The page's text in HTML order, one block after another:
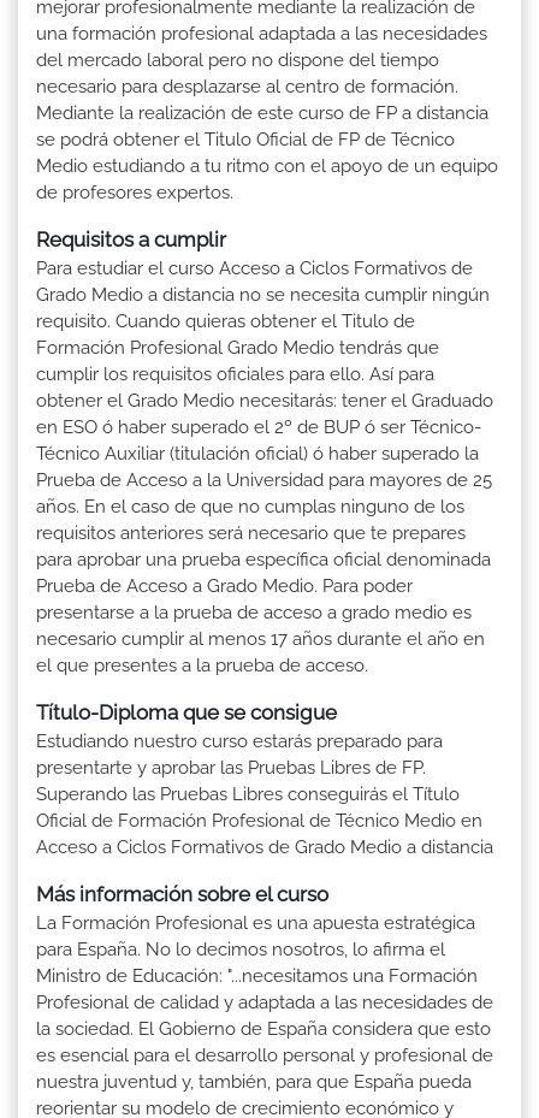
mejorar profesionalmente mediante la realización de
una formación profesional adaptada a las necesidades
del mercado laboral pero no dispone del tiempo
necesario para desplazarse al centro de formación.
Mediante la realización de este curso de FP a distancia
se podrá obtener el Titulo Oficial de FP de Técnico
Medio estudiando a tu ritmo con el apoyo de un equipo
de profesores expertos.
Requisitos a cumplir
Para estudiar el curso Acceso a Ciclos Formativos de
Grado Medio a distancia no se necesita cumplir ningún
requisito. Cuando quieras obtener el Titulo de
Formación Profesional Grado Medio tendrás que
cumplir los requisitos oficiales para ello. Así para
obtener el Grado Medio necesitarás: tener el Graduado
en ESO ó haber superado el 2º de BUP ó ser Técnico-
Técnico Auxiliar (titulación oficial) ó haber superado la
Prueba de Acceso a la Universidad para mayores de 25
años. En el caso de que no cumplas ninguno de los
requisitos anteriores será necesario que te prepares
para aprobar una prueba específica oficial denominada
Prueba de Acceso a Grado Medio. Para poder
presentarse a la prueba de acceso a grado medio es
necesario cumplir al menos 17 años durante el año en
el que presentes a la prueba de acceso.
Título-Diploma que se consigue
Estudiando nuestro curso estarás preparado para
presentarte y aprobar las Pruebas Libres de FP.
Superando las Pruebas Libres conseguirás el Título
Oficial de Formación Profesional de Técnico Medio en
Acceso a Ciclos Formativos de Grado Medio a distancia
Más información sobre el curso
La Formación Profesional es una apuesta estratégica
para España. No lo decimos nosotros, lo afirma el
Ministro de Educación: "...necesitamos una Formación
Profesional de calidad y adaptada a las necesidades de
la sociedad. El Gobierno de España considera que esto
es esencial para el desarrollo personal y profesional de
nuestra juventud y, también, para que España pueda
reorientar su modelo de crecimiento económico y